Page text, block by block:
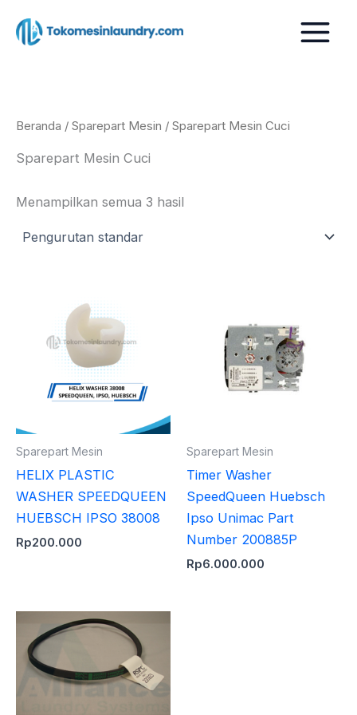
Beranda / Sparepart Mesin / Sparepart Mesin Cuci
Sparepart Mesin Cuci
Menampilkan semua 3 hasil
Sparepart Mesin
HELIX PLASTIC
WASHER SPEEDQUEEN
HUEBSCH IPSO 38008
Rp200.000
Sparepart Mesin
Timer Washer
SpeedQueen Huebsch
Ipso Unimac Part
Number 200885P
Rp6.000.000